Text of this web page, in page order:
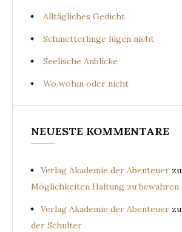
Alltägliches Gedicht
Schmetterlinge lügen nicht
Seelische Anblicke
Wo wohin oder nicht
NEUESTE KOMMENTARE
Verlag Akademie der Abenteuer zu
Möglichkeiten Haltung zu bewahren
Verlag Akademie der Abenteuer zu
der Schulter